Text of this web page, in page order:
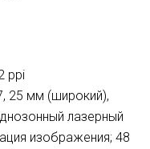
ppi
25 мм (широкий),
лазерный
изображения; 48